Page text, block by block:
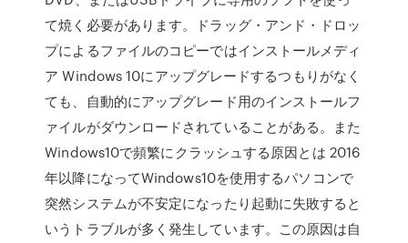
て焼く必要があります。ドラッグ・アンド・ドロッ
プによるファイルのコピーではインストールメディ
ア Windows 10にアップグレードするつもりがなく
ても、自動的にアップグレード用のインストールフ
ァイルがダウンロードされていることがある。また
Windows10で頻繁にクラッシュする原因とは 2016
年以降になってWindows10を使用するパソコンで
突然システムが不安定になったり起動に失敗すると
いうトラブルが多く発生しています。この原因は自